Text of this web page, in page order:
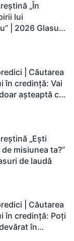
„În
lui
| 2026 Glasuri
| Căutarea
în credință: Vai
așteaptă ca
„Ești
misiunea ta?”
de laudă
| Căutarea
în credință: Poți
în